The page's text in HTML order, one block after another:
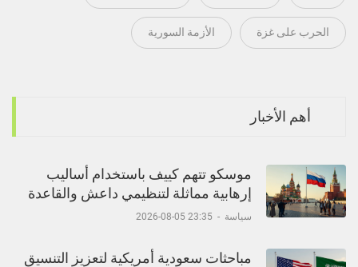
الحرب على غزة الأزمة السورية
أهم الأخبار
موسكو تتهم كييف باستخدام أساليب
إرهابية مماثلة لتنظيمي داعش والقاعدة
سياسة -
23:35 05-08-2026
مباحثات سعودية أمريكية لتعزيز التنسيق